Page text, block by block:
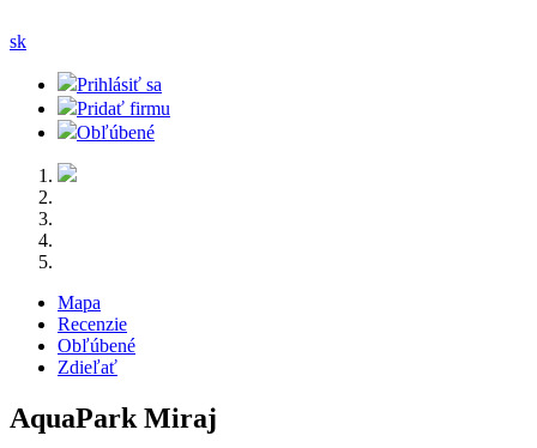
sk
Prihlásiť sa
Pridať firmu
Obľúbené
Mapa
Recenzie
Obľúbené
Zdieľať
AquaPark Miraj